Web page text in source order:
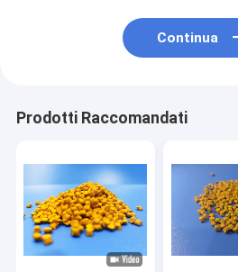
Continua
Prodotti Raccomandati